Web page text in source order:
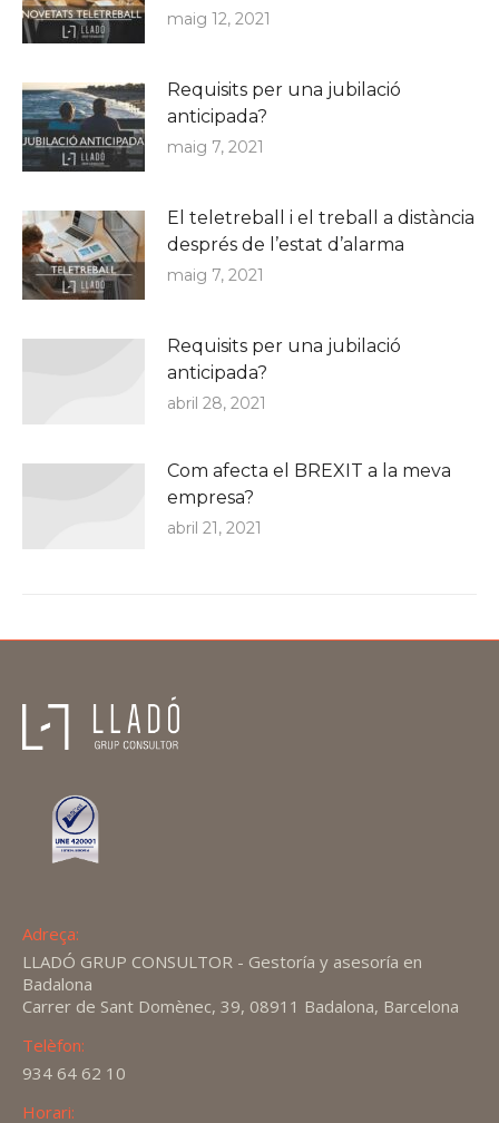
maig 12, 2021
Requisits per una jubilació
anticipada?
maig 7, 2021
El teletreball i el treball a distància
després de l’estat d’alarma
maig 7, 2021
Requisits per una jubilació
anticipada?
abril 28, 2021
Com afecta el BREXIT a la meva
empresa?
abril 21, 2021
Adreça:
LLADÓ GRUP CONSULTOR - Gestoría y asesoría en
Badalona
Carrer de Sant Domènec, 39, 08911 Badalona, Barcelona
Telèfon:
934 64 62 10
Horari: